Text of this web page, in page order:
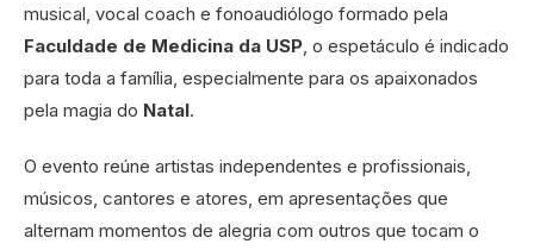
musical, vocal coach e fonoaudiólogo formado pela
Faculdade de Medicina da USP , o espetáculo é indicado
para toda a família, especialmente para os apaixonados
pela magia do Natal.
O evento reúne artistas independentes e profissionais,
músicos, cantores e atores, em apresentações que
alternam momentos de alegria com outros que tocam o